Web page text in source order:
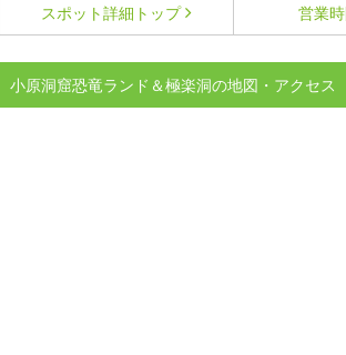
スポット詳細 トップ 営業
小原洞窟恐竜ランド＆極楽洞の地図・アクセス